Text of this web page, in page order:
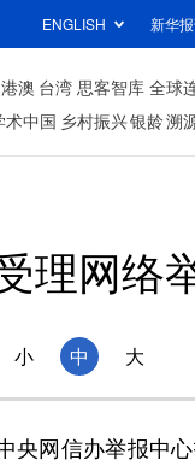
ENGLISH 新华
港澳 台湾 思客智库 全球
术中国 乡村振兴银龄溯
理网络
小 中 大
网信办举报中